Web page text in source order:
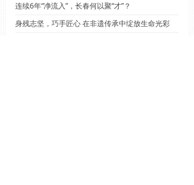
连续6年“净流入”，长春何以聚“才”？
身残志坚，巧手匠心 在非遗传承中绽放生命光彩